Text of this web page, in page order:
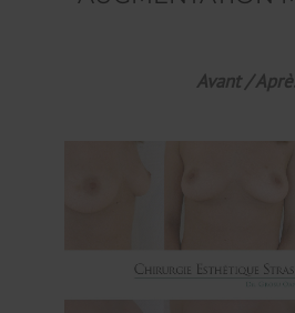
Avant /